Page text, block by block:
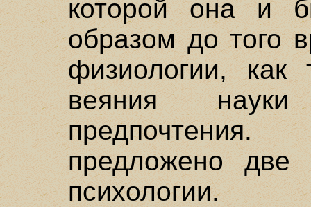
которой она и
образом до того
физиологии, как
веяния
предложено две
психологии.